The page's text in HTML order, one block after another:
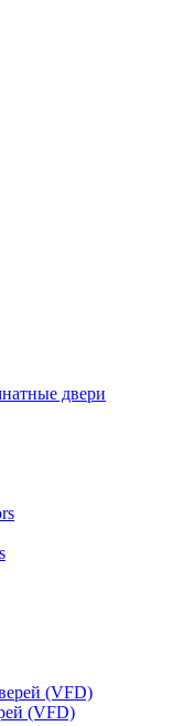
двери
(VFD)